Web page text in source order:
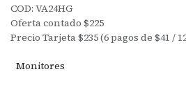
COD: VA24HG
Oferta contado $225
Precio Tarjeta $235 (6 pagos de $41 /
Monitores